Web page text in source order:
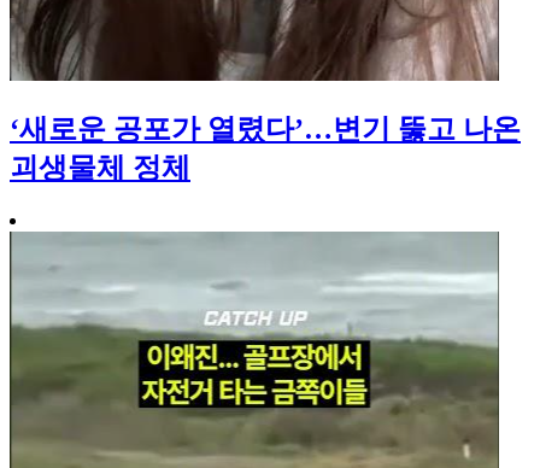
‘새로운 공포가 열렸다’…변기 뚫고 나온
괴생물체 정체